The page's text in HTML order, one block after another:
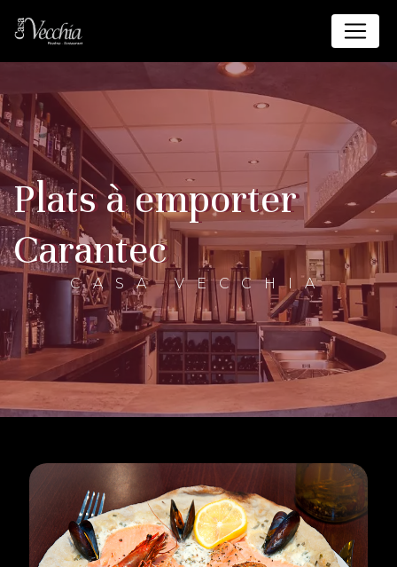
plats à emporter
Carantec
CASA VECCHIA